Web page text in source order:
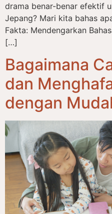
drama benar-benar efektif
Jepang? Mari kita bahas
Fakta: Mendengarkan
[…]
Bagaimana
dan
dengan